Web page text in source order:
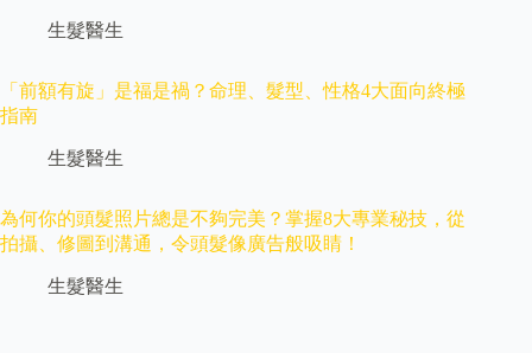
生髮醫生
「前額有旋」是福是禍？命理、髮型、性格4大面向終極
指南
生髮醫生
為何你的頭髮照片總是不夠完美？掌握8大專業秘技，從
拍攝、修圖到溝通，令頭髮像廣告般吸睛！
生髮醫生